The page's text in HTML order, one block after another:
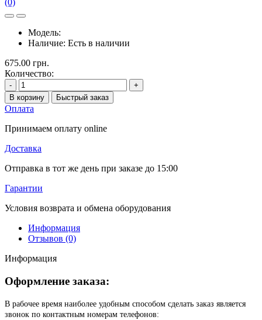
Модель:
Наличие: Есть в наличии
675.00 грн.
Количество:
-
+
В корзину
Быстрый заказ
Оплата
Принимаем оплату online
Доставка
Отправка в тот же день при заказе до 15:00
Гарантии
Условия возврата и обмена оборудования
Информация
Отзывов (0)
Информация
Оформление заказа:
В рабочее время наиболее удобным способом сделать заказ является
звонок по контактным номерам телефонов: